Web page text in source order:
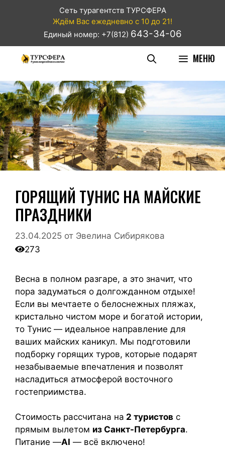
Сеть турагентств ТУРСФЕРА
Ждём Вас ежедневно с 10 до 21!
Единый номер: +7(812) 643-34-06
МЕНЮ
ГОРЯЩИЙ ТУНИС НА МАЙСКИЕ
ПРАЗДНИКИ
23.04.2025 от Эвелина Сибирякова
273
Весна в полном разгаре, а это значит, что
пора задуматься о долгожданном отдыхе!
Если вы мечтаете о белоснежных пляжах,
кристально чистом море и богатой истории,
то Тунис — идеальное направление для
ваших майских каникул. Мы подготовили
подборку горящих туров, которые подарят
незабываемые впечатления и позволят
насладиться атмосферой восточного
гостеприимства.
Стоимость рассчитана на 2 туристов с
прямым вылетом из Санкт-Петербурга.
Питание —AI — всё включено!